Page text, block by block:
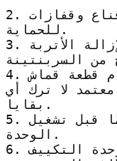
2. احمِ السربنتينة بواسطة قناع وقفازات
للحماية.
3. استخدم فرشاة صغيرة لإزالة الأتربة
4. امسح السربنتينة بإستخدام قطعة قماش
لا ترك أي
بقايا.
5. اترك السربنتينة تجف تمامًا قبل تشغيل
الوحدة.
6. أعد توصيل الطاقة وتشغيل وحدة التكييف